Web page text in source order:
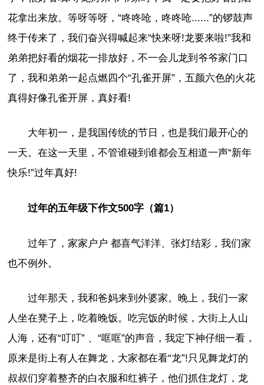
花拿出来放。等呀等呀，“咚咚呛，咚咚呛......”的锣鼓声
终于传来了，我们奋兴得喊起来“快来呀!龙要来啦!”我和
弟弟把好看的烟花一排放好，不一会儿龙到爷爷家门口
了，我和弟弟一起点燃四个“孔雀开屏”，五颜六色的火花
真得好像孔雀开屏，真好看!
大年初一，是我国传统的节日，也是我们最开心的
一天。在这一天里，不管谁碰到谁都会互相道一声“新年
快乐!”过年真好!
过年的五年级下作文500字（篇1）
过年了，家家户户 都喜气洋洋、张灯结彩，我们家
也不例外。
过年那天，我和爸妈来到外婆家。晚上，我们一家
人坐在凳子上，吃着晚饭。吃完饭的时候，大街上人山
人海，还有“叮叮” 、“哐哐”的声音，我定下神仔细一看，
原来是街上有人在舞龙，大家都在看“龙”!只见舞龙灯的
叔叔们穿着整齐的白衣服和红裤子，他们抓住龙灯，龙